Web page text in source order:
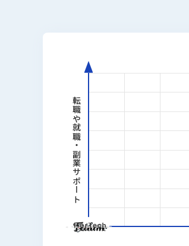
転職や就職・副業サポート